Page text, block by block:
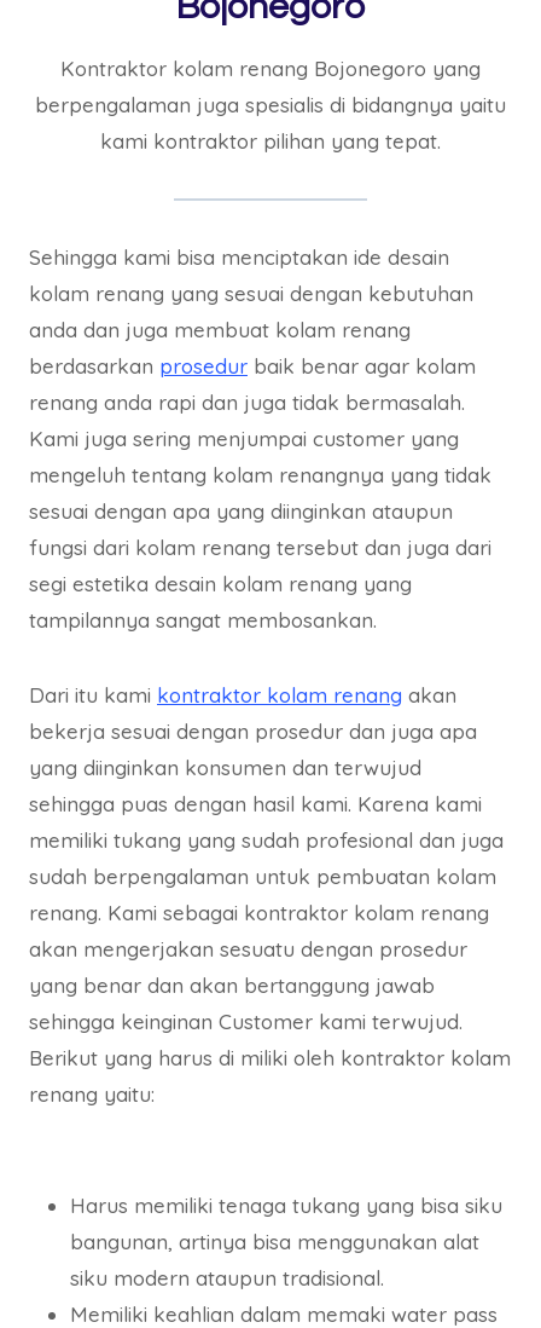
Kontraktor kolam renang Bojonegoro yang
berpengalaman juga spesialis di bidangnya yaitu
kami kontraktor pilihan yang tepat.
Sehingga kami bisa menciptakan ide desain
kolam renang yang sesuai dengan kebutuhan
anda dan juga membuat kolam renang
berdasarkan prosedur baik benar agar kolam
renang anda rapi dan juga tidak bermasalah.
Kami juga sering menjumpai customer yang
mengeluh tentang kolam renangnya yang tidak
sesuai dengan apa yang diinginkan ataupun
fungsi dari kolam renang tersebut dan juga dari
segi estetika desain kolam renang yang
tampilannya sangat membosankan.
Dari itu kami kontraktor kolam renang akan
bekerja sesuai dengan prosedur dan juga apa
yang diinginkan konsumen dan terwujud
sehingga puas dengan hasil kami. Karena kami
memiliki tukang yang sudah profesional dan juga
sudah berpengalaman untuk pembuatan kolam
renang. Kami sebagai kontraktor kolam renang
akan mengerjakan sesuatu dengan prosedur
yang benar dan akan bertanggung jawab
sehingga keinginan Customer kami terwujud.
Berikut yang harus di miliki oleh kontraktor kolam
renang yaitu:
Harus memiliki tenaga tukang yang bisa siku
bangunan, artinya bisa menggunakan alat
siku modern ataupun tradisional.
Memiliki keahlian dalam memaki water pass